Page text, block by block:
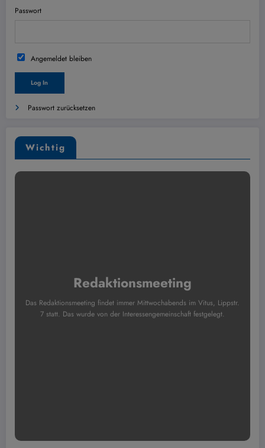
Passwort
Angemeldet bleiben
Passwort zurücksetzen
Wichtig
Redaktionsmeeting
Das Redaktionsmeeting findet immer Mittwochabends im Vitus, Lippstr.
7 statt. Das wurde von der Interessengemeinschaft festgelegt.